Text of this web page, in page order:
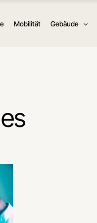
Mobilität Gebäude